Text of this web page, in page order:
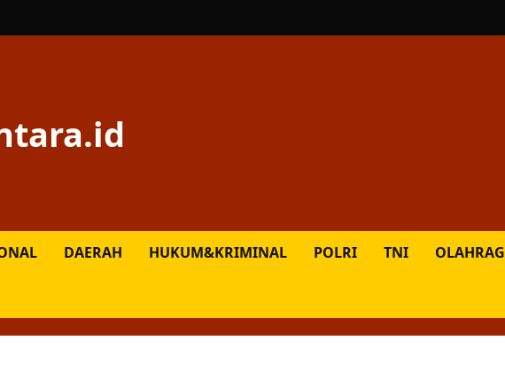
DAERAH HUKUM&KRIMINAL POLRI TNI